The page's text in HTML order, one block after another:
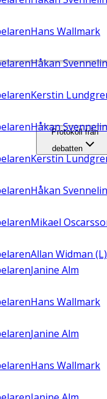
Hans Wallmark
Håkan
Kerstin
Håkan
Kerstin
Håkan
Mikael
Allan Widman (L)
Janine Alm
Hans Wallmark
Janine Alm
Hans Wallmark
Protokoll från
debatten